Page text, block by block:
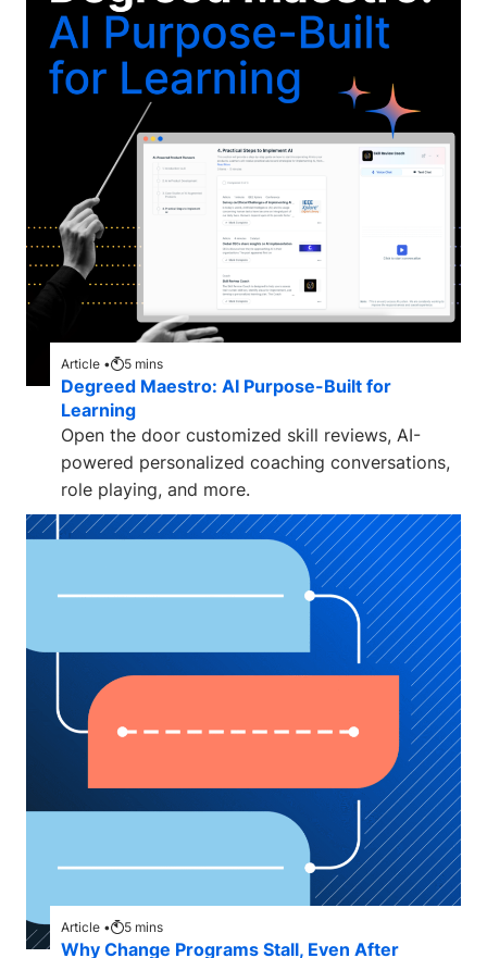
Article • 5 mins
Degreed Maestro: AI Purpose-Built for
Learning
Open the door customized skill reviews, AI-
powered personalized coaching conversations,
role playing, and more.
Article • 5 mins
Why Change Programs Stall, Even After